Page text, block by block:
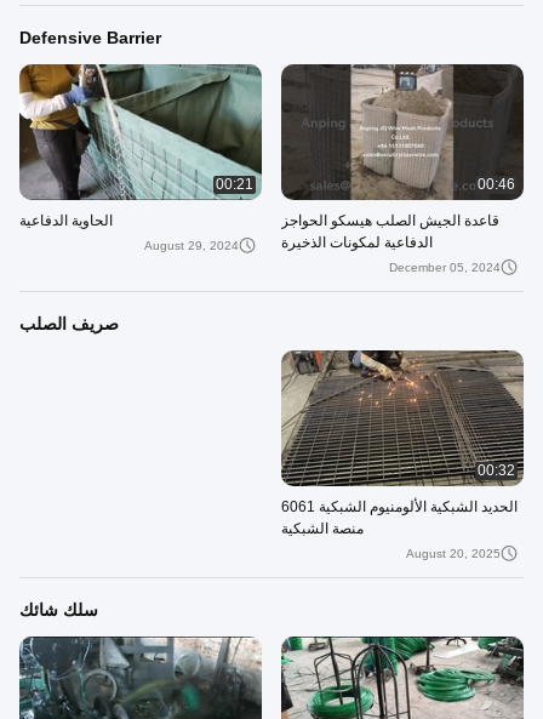
Defensive Barrier
00:46
قاعدة الجيش الصلب هيسكو الحواجز
الدفاعية لمكونات الذخيرة
December 05, 2024
00:21
الحاوية الدفاعية
August 29, 2024
صريف الصلب
00:32
الحديد الشبكية الألومنيوم الشبكية 6061
منصة الشبكية
August 20, 2025
سلك شائك